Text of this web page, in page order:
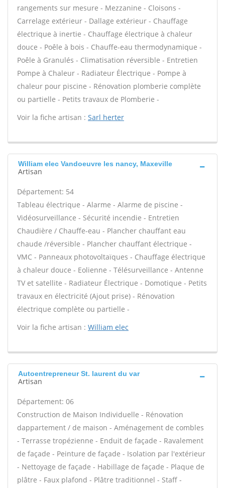
rangements sur mesure - Mezzanine - Cloisons -
Carrelage extérieur - Dallage extérieur - Chauffage
électrique à inertie - Chauffage électrique à chaleur
douce - Poêle à bois - Chauffe-eau thermodynamique -
Poêle à Granulés - Climatisation réversible - Entretien
Pompe à Chaleur - Radiateur Électrique - Pompe à
chaleur pour piscine - Rénovation plomberie complète
ou partielle - Petits travaux de Plomberie -
Voir la fiche artisan : Sarl herter
William elec Vandoeuvre les nancy, Maxeville
Artisan
Département: 54
Tableau électrique - Alarme - Alarme de piscine -
Vidéosurveillance - Sécurité incendie - Entretien
Chaudière / Chauffe-eau - Plancher chauffant eau
chaude /réversible - Plancher chauffant électrique -
VMC - Panneaux photovoltaïques - Chauffage électrique
à chaleur douce - Eolienne - Télésurveillance - Antenne
TV et satellite - Radiateur Électrique - Domotique - Petits
travaux en électricité (Ajout prise) - Rénovation
électrique complète ou partielle -
Voir la fiche artisan : William elec
Autoentrepreneur St. laurent du var
Artisan
Département: 06
Construction de Maison Individuelle - Rénovation
dappartement / de maison - Aménagement de combles
- Terrasse tropézienne - Enduit de façade - Ravalement
de façade - Peinture de façade - Isolation par l'extérieur
- Nettoyage de façade - Habillage de façade - Plaque de
plâtre - Faux plafond - Plâtre traditionnel - Staff -